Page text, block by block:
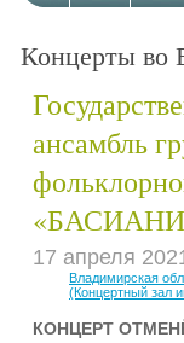
Концерты во
ансамбль
17 апреля
Владимирская
(Концертный зал
КОНЦЕРТ